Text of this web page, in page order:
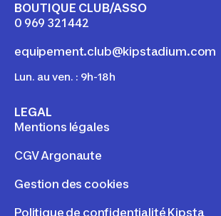
BOUTIQUE CLUB/ASSO
0 969 321 442
equipement.club@kipstadium.com
Lun. au ven. : 9h-18h
LEGAL
Mentions légales
CGV Argonaute
Gestion des cookies
Politique de confidentialité Kipsta